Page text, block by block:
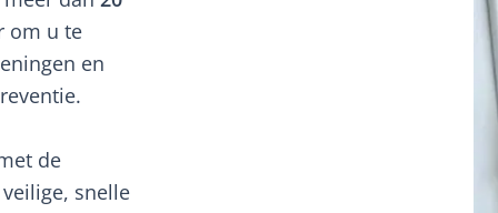
om u te
en
de
snelle